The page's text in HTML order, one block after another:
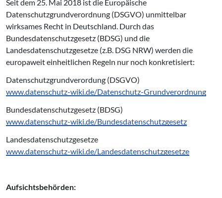
Seit dem 25. Mai 2018 ist die Europäische
Datenschutzgrundverordnung (DSGVO) unmittelbar
wirksames Recht in Deutschland. Durch das
Bundesdatenschutzgesetz (BDSG) und die
Landesdatenschutzgesetze (z.B. DSG NRW) werden die
europaweit einheitlichen Regeln nur noch konkretisiert:
Datenschutzgrundverordung (DSGVO)
www.datenschutz-wiki.de/Datenschutz-Grundverordnung
Bundesdatenschutzgesetz (BDSG)
www.datenschutz-wiki.de/Bundesdatenschutzgesetz
Landesdatenschutzgesetze
www.datenschutz-wiki.de/Landesdatenschutzgesetze
Aufsichtsbehörden: